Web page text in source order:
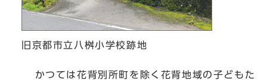
旧京都市立八桝小学校跡地
かつては花背別所町を除く花背地域の子どもた